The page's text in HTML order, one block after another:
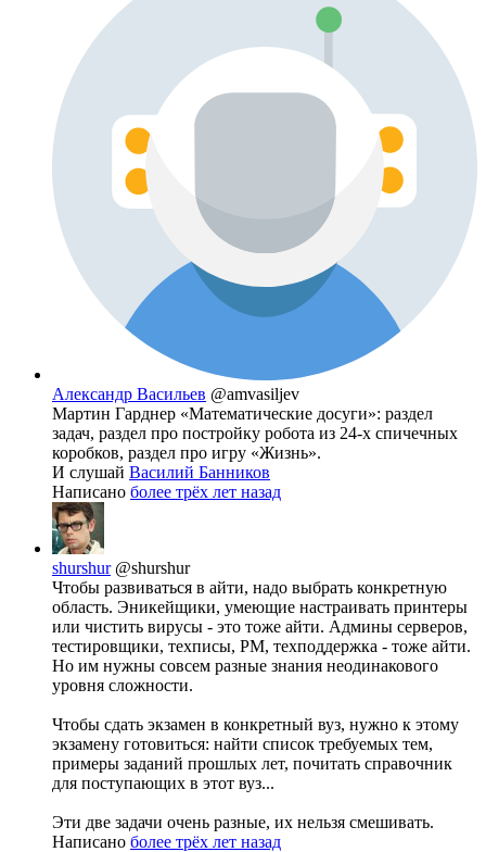
Александр Васильев @amvasiljev
Мартин Гарднер «Математические досуги»: раздел
задач, раздел про постройку робота из 24-х спичечных
коробков, раздел про игру «Жизнь».
И слушай Василий Банников
Написано более трёх лет назад
shurshur @shurshur
Чтобы развиваться в айти, надо выбрать конкретную
область. Эникейщики, умеющие настраивать принтеры
или чистить вирусы - это тоже айти. Админы серверов,
тестировщики, техписы, PM, техподдержка - тоже айти.
Но им нужны совсем разные знания неодинакового
уровня сложности.
Чтобы сдать экзамен в конкретный вуз, нужно к этому
экзамену готовиться: найти список требуемых тем,
примеры заданий прошлых лет, почитать справочник
для поступающих в этот вуз...
Эти две задачи очень разные, их нельзя смешивать.
Написано более трёх лет назад